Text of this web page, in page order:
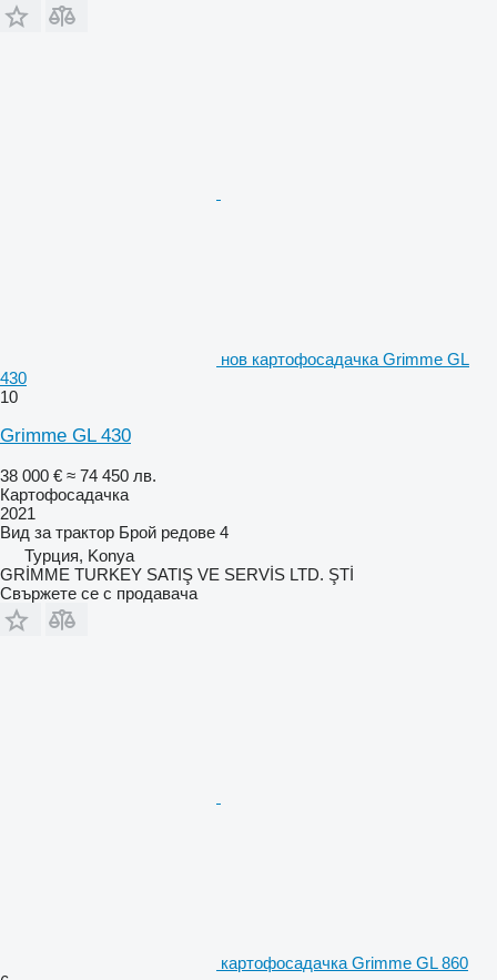
нов картофосадачка Grimme GL
430
10
Grimme GL 430
38 000 € ≈ 74 450 лв.
Картофосадачка
2021
Вид за трактор Брой редове 4
Турция, Konya
GRİMME TURKEY SATIŞ VE SERVİS LTD. ŞTİ
Свържете се с продавача
картофосадачка Grimme GL 860